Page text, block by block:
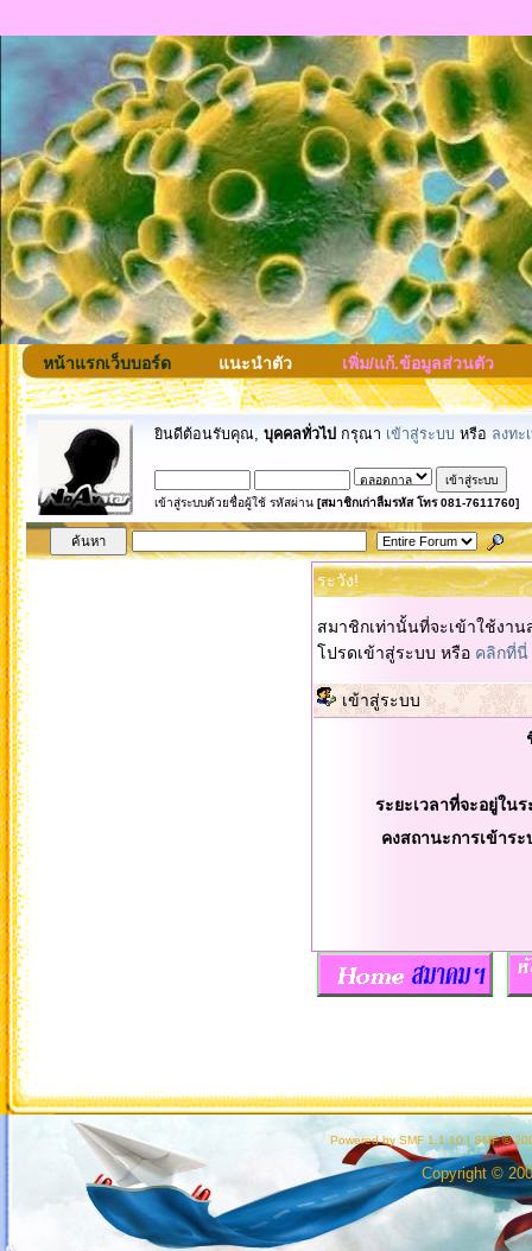
หน้าแรกเว็บบอร์ด แนะนำตัว เพิ่ม/แก้.ข้อมูลส่วนตัว
ยินดีต้อนรับคุณ, บุคคลทั่วไป กรุณา เข้าสู่ระบบ หรือ ลงทะ
เข้าสู่ระบบด้วยชื่อผู้ใช้ รหัสผ่าน [สมาชิกเก่าลืมรหัส โทร 081-7611760]
ระวัง!
สมาชิกเท่านั้นที่จะเข้าใช้งา
โปรดเข้าสู่ระบบ หรือ คลิกที่นี่
เข้าสู่ระบบ
ระยะเวลาที่จะอยู่ใน
คงสถานะการเข้าร
Powered by SMF 1.1.10 | SMF ©
Copyright ©